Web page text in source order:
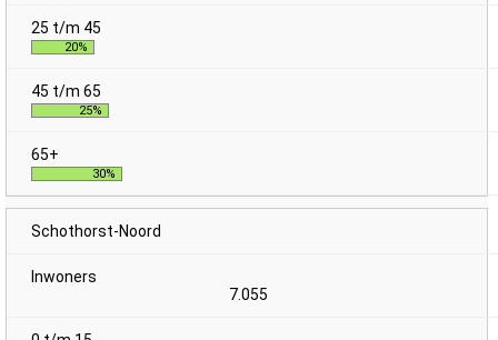
20%
25%
30%
Schothorst-Noord
7.055